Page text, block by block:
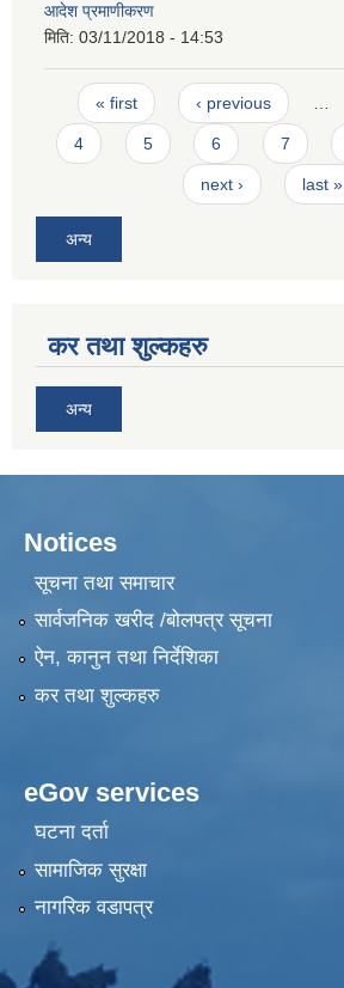
आदेश प्रमाणीकरण
मिति: 03/11/2018 - 14:53
Pages
« first ‹ previous
4 5 6 7
next › last »
अन्य
कर तथा शुल्कहरु
अन्य
Notices
सूचना तथा समाचार
सार्वजनिक खरीद /बोलपत्र सूचना
ऐन, कानुन तथा निर्देशिका
कर तथा शुल्कहरु
eGov services
घटना दर्ता
सामाजिक सुरक्षा
नागरिक वडापत्र